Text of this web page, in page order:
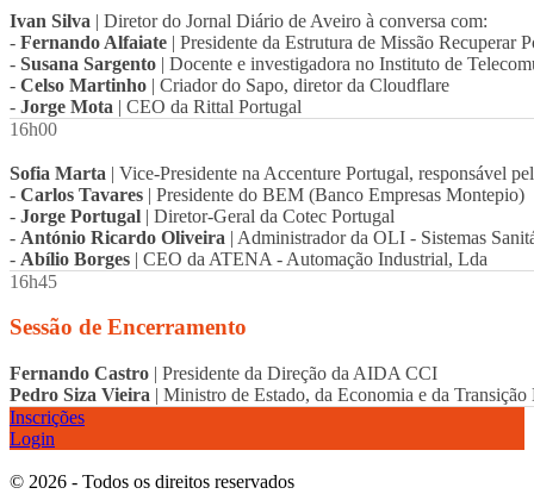
Ivan Silva | Diretor do Jornal Diário de Aveiro à conversa com:
- Fernando Alfaiate | Presidente da Estrutura de Missão Recuperar
- Susana Sargento | Docente e investigadora no Instituto de
- Celso Martinho | Criador do Sapo, diretor da Cloudflare
- Jorge Mota | CEO da Rittal Portugal
16h00
Sofia Marta | Vice-Presidente na Accenture Portugal, responsável
- Carlos Tavares | Presidente do BEM (Banco Empresas Montepio)
- Jorge Portugal | Diretor-Geral da Cotec Portugal
- António Ricardo Oliveira | Administrador da OLI - Sistemas
- Abílio Borges | CEO da ATENA - Automação Industrial, Lda
16h45
Sessão de Encerramento
Fernando Castro | Presidente da Direção da AIDA CCI
Pedro Siza Vieira | Ministro de Estado, da Economia e da
Inscrições
Login
© 2026 - Todos os direitos reservados